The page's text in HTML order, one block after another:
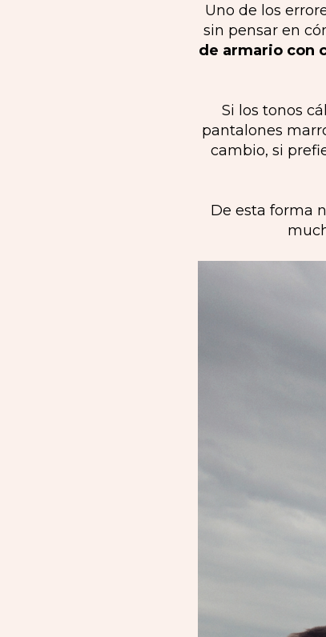
Uno de los
sin pensar en
de armario con
Si los tonos
pantalones
cambio, si
De esta forma